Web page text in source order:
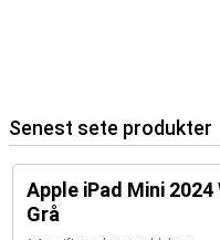
Senest sete produkter
Apple iPad Mini 2024
Grå